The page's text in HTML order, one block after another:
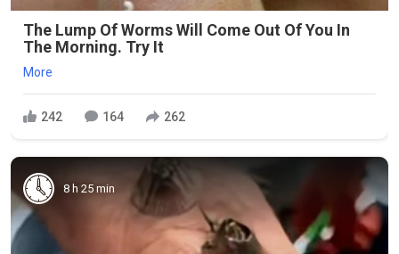
The Lump Of Worms Will Come Out Of You In
The Morning. Try It
More
242 164 262
8 h 25 min